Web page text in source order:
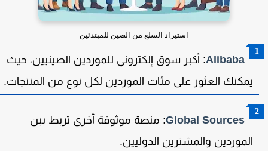
استيراد السلع من الصين للمبتدئين
Alibaba : أكبر سوق إلكتروني للموردين الصينيين، حيث
يمكنك العثور على مئات الموردين لكل نوع من المنتجات.
Global Sources : منصة موثوقة أخرى تربط بين
الموردين والمشترين الدوليين.